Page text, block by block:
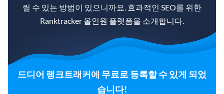
릴 수 있는 방법이 있으니까요. 효과적인 SEO를 위한
Ranktracker 올인원 플랫폼을 소개합니다.
드디어 랭크트래커에 무료로 등록할 수 있게 되었
습니다!